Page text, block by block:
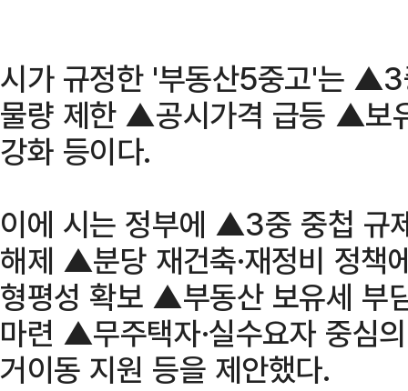
시가 규정한 '부동산5중고'는
물량 제한 ▲공시가격 급등 ▲보
강화 등이다.
이에 시는 정부에 ▲3중 중첩 규
해제 ▲분당 재건축·재정비 정책
형평성 확보 ▲부동산 보유세 부
마련 ▲무주택자·실수요자 중심
거이동 지원 등을 제안했다.